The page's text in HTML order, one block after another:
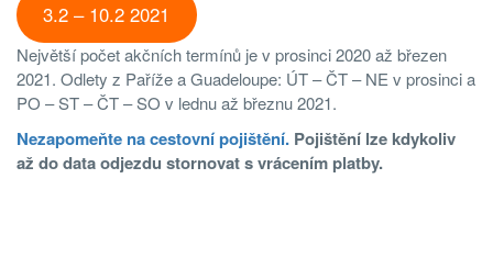
3.2 – 10.2 2021
Největší počet akčních termínů je v prosinci 2020 až březen
2021. Odlety z Paříže a Guadeloupe: ÚT – ČT – NE v prosinci a
PO – ST – ČT – SO v lednu až březnu 2021.
Nezapomeňte na cestovní pojištění. Pojištění lze kdykoliv
až do data odjezdu stornovat s vrácením platby.